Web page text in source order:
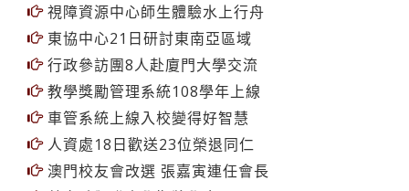
視障資源中心師生體驗水上行舟
東協中心21日研討東南亞區域
行政參訪團8人赴廈門大學交流
教學獎勵管理系統108學年上線
車管系統上線入校變得好智慧
人資處18日歡送23位榮退同仁
澳門校友會改選 張嘉寅連任會長